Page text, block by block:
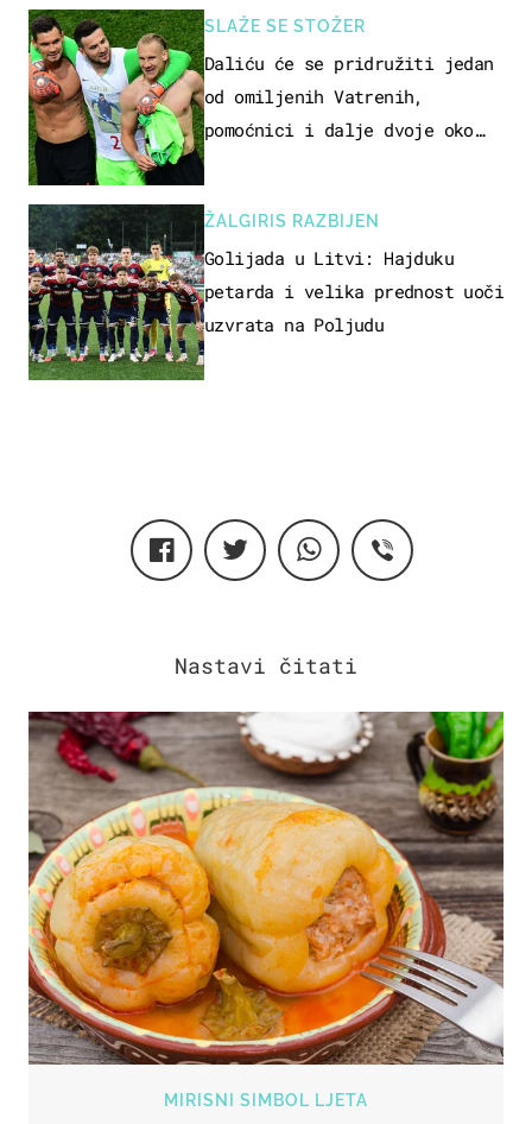
SLAŽE SE STOŽER
Daliću će se pridružiti jedan
od omiljenih Vatrenih,
pomoćnici i dalje dvoje oko
ŽALGIRIS RAZBIJEN
Golijada u Litvi: Hajduku
petarda i velika prednost uoči
uzvrata na Poljudu
MIRISNI SIMBOL LJETA